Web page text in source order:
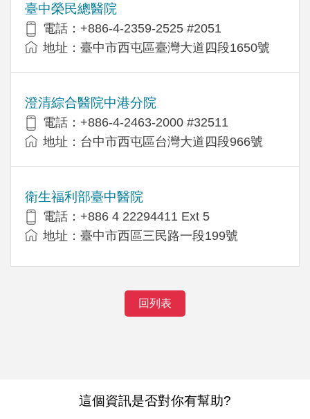
臺中榮民總醫院
電話：+886-4-2359-2525 #2051
地址：臺中市西屯區臺灣大道四段1650號
澄清綜合醫院中港分院
電話：+886-4-2463-2000 #32511
地址：台中市西屯區台灣大道四段966號
衛生福利部臺中醫院
電話：+886 4 22294411 Ext 5
地址：臺中市西區三民路一段199號
回列表
這個資訊是否對你有幫助?